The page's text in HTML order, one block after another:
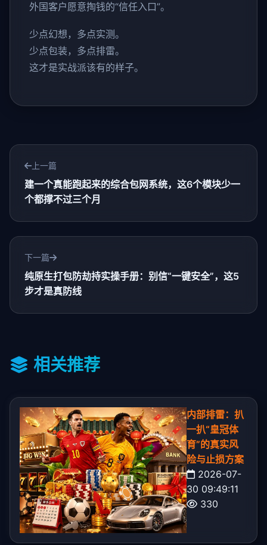
外国客户愿意掏钱的“信任入口”。
少点幻想，多点实测。
少点包装，多点排雷。
这才是实战派该有的样子。
上一篇
建一个真能跑起来的综合包网系统，这6个模块少一
个都撑不过三个月
下一篇
纯原生打包防劫持实操手册：别信“一键安全”，这5
步才是真防线
相关推荐
内部排雷：扒
一扒“皇冠体
育”的真实风
险与止损方案
2026-07-
30 09:49:11
330